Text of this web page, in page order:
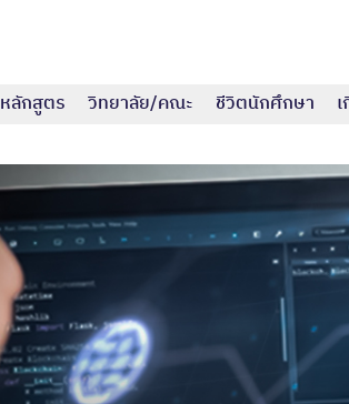
หลักสูตร วิทยาลัย/คณะ ชีวิตนักศึกษา